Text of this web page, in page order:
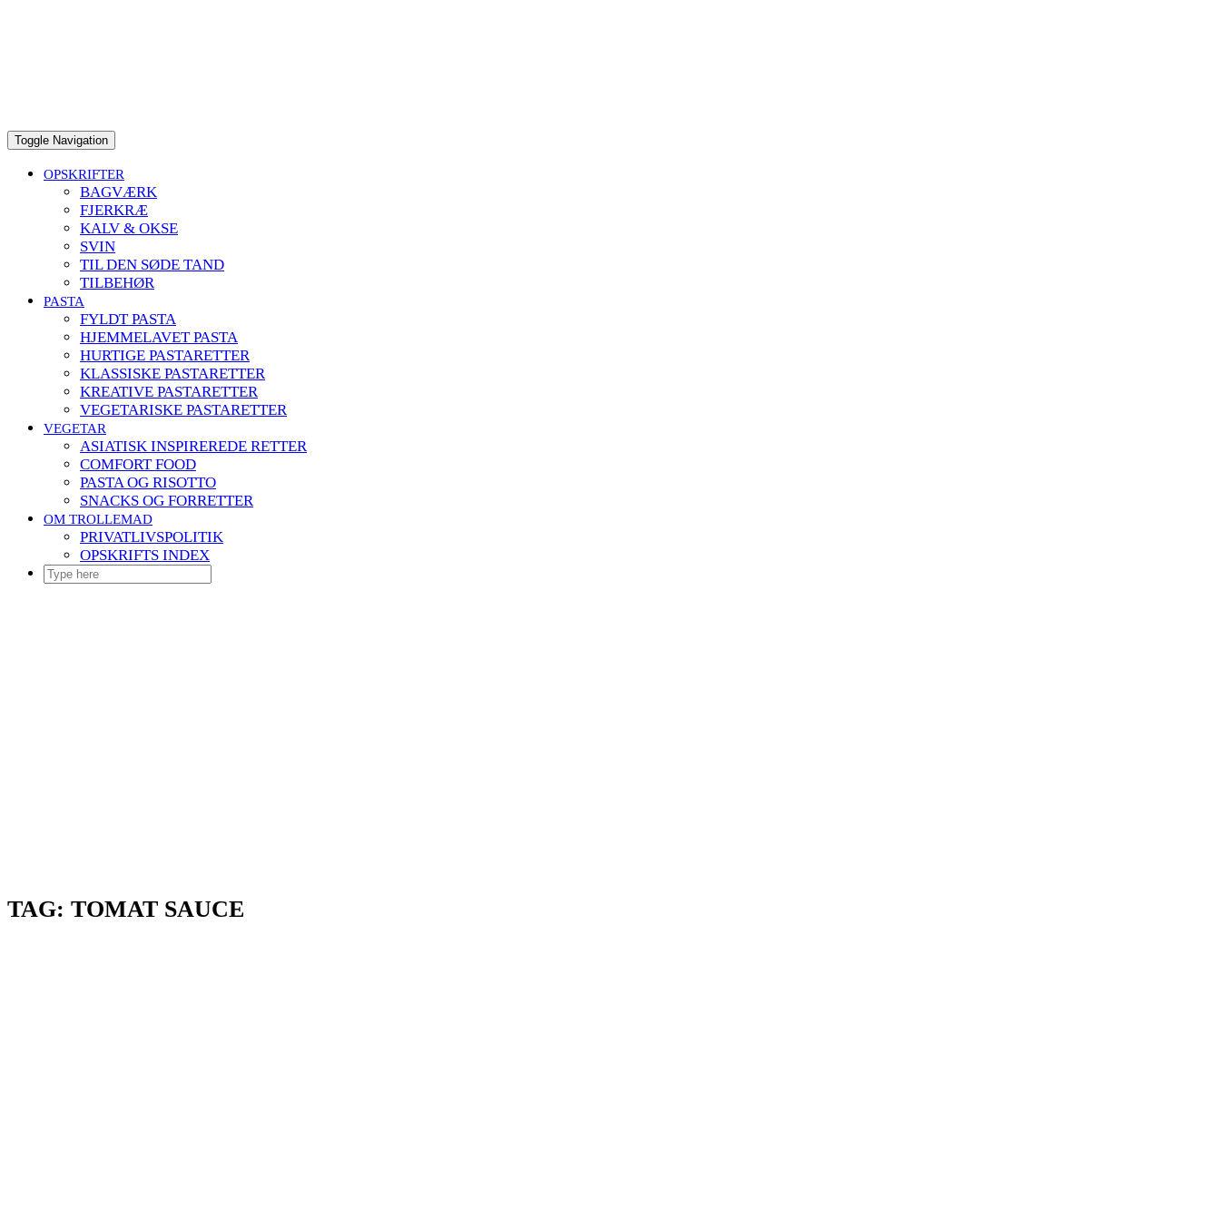
Toggle Navigation
OPSKRIFTER
BAGVÆRK
FJERKRÆ
KALV & OKSE
SVIN
TIL DEN SØDE TAND
TILBEHØR
PASTA
FYLDT PASTA
HJEMMELAVET PASTA
HURTIGE PASTARETTER
KLASSISKE PASTARETTER
KREATIVE PASTARETTER
VEGETARISKE PASTARETTER
VEGETAR
ASIATISK INSPIREREDE RETTER
COMFORT FOOD
PASTA OG RISOTTO
SNACKS OG FORRETTER
OM TROLLEMAD
PRIVATLIVSPOLITIK
OPSKRIFTS INDEX
TAG: TOMAT SAUCE